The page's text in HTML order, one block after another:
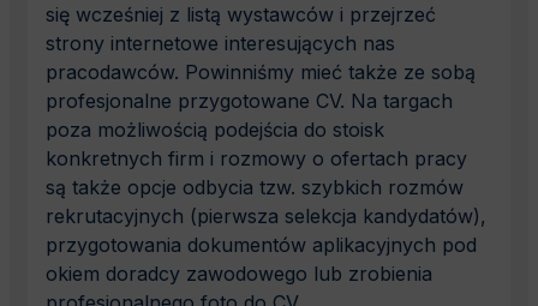
się wcześniej z listą wystawców i przejrzeć
strony internetowe interesujących nas
pracodawców. Powinniśmy mieć także ze sobą
profesjonalne przygotowane CV. Na targach
poza możliwością podejścia do stoisk
konkretnych firm i rozmowy o ofertach pracy
są także opcje odbycia tzw. szybkich rozmów
rekrutacyjnych (pierwsza selekcja kandydatów),
przygotowania dokumentów aplikacyjnych pod
okiem doradcy zawodowego lub zrobienia